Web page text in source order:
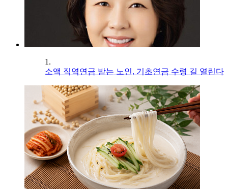
1.
소액 직역연금 받는 노인, 기초연금 수령 길 열린다